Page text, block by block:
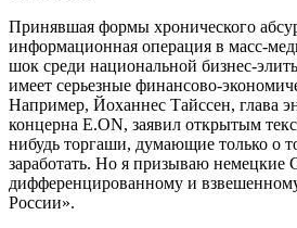
Принявшая формы хронического
информационная операция в масс-
шок среди национальной бизнес-
имеет серьезные финансово-
Например, Йоханнес Тайссен, глава
концерна E.ON, заявил открытым
нибудь торгаши, думающие только о
заработать. Но я призываю
дифференцированному и
России».